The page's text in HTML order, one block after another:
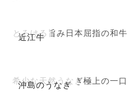
近江牛
とろける旨み日本屈指の和牛
沖島のうなぎ
希少な天然うなぎ極上の一口